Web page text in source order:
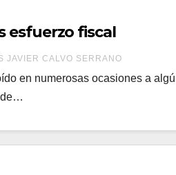
esfuerzo fiscal
JAVIER CALVO SERRANO
en numerosas ocasiones a
de…